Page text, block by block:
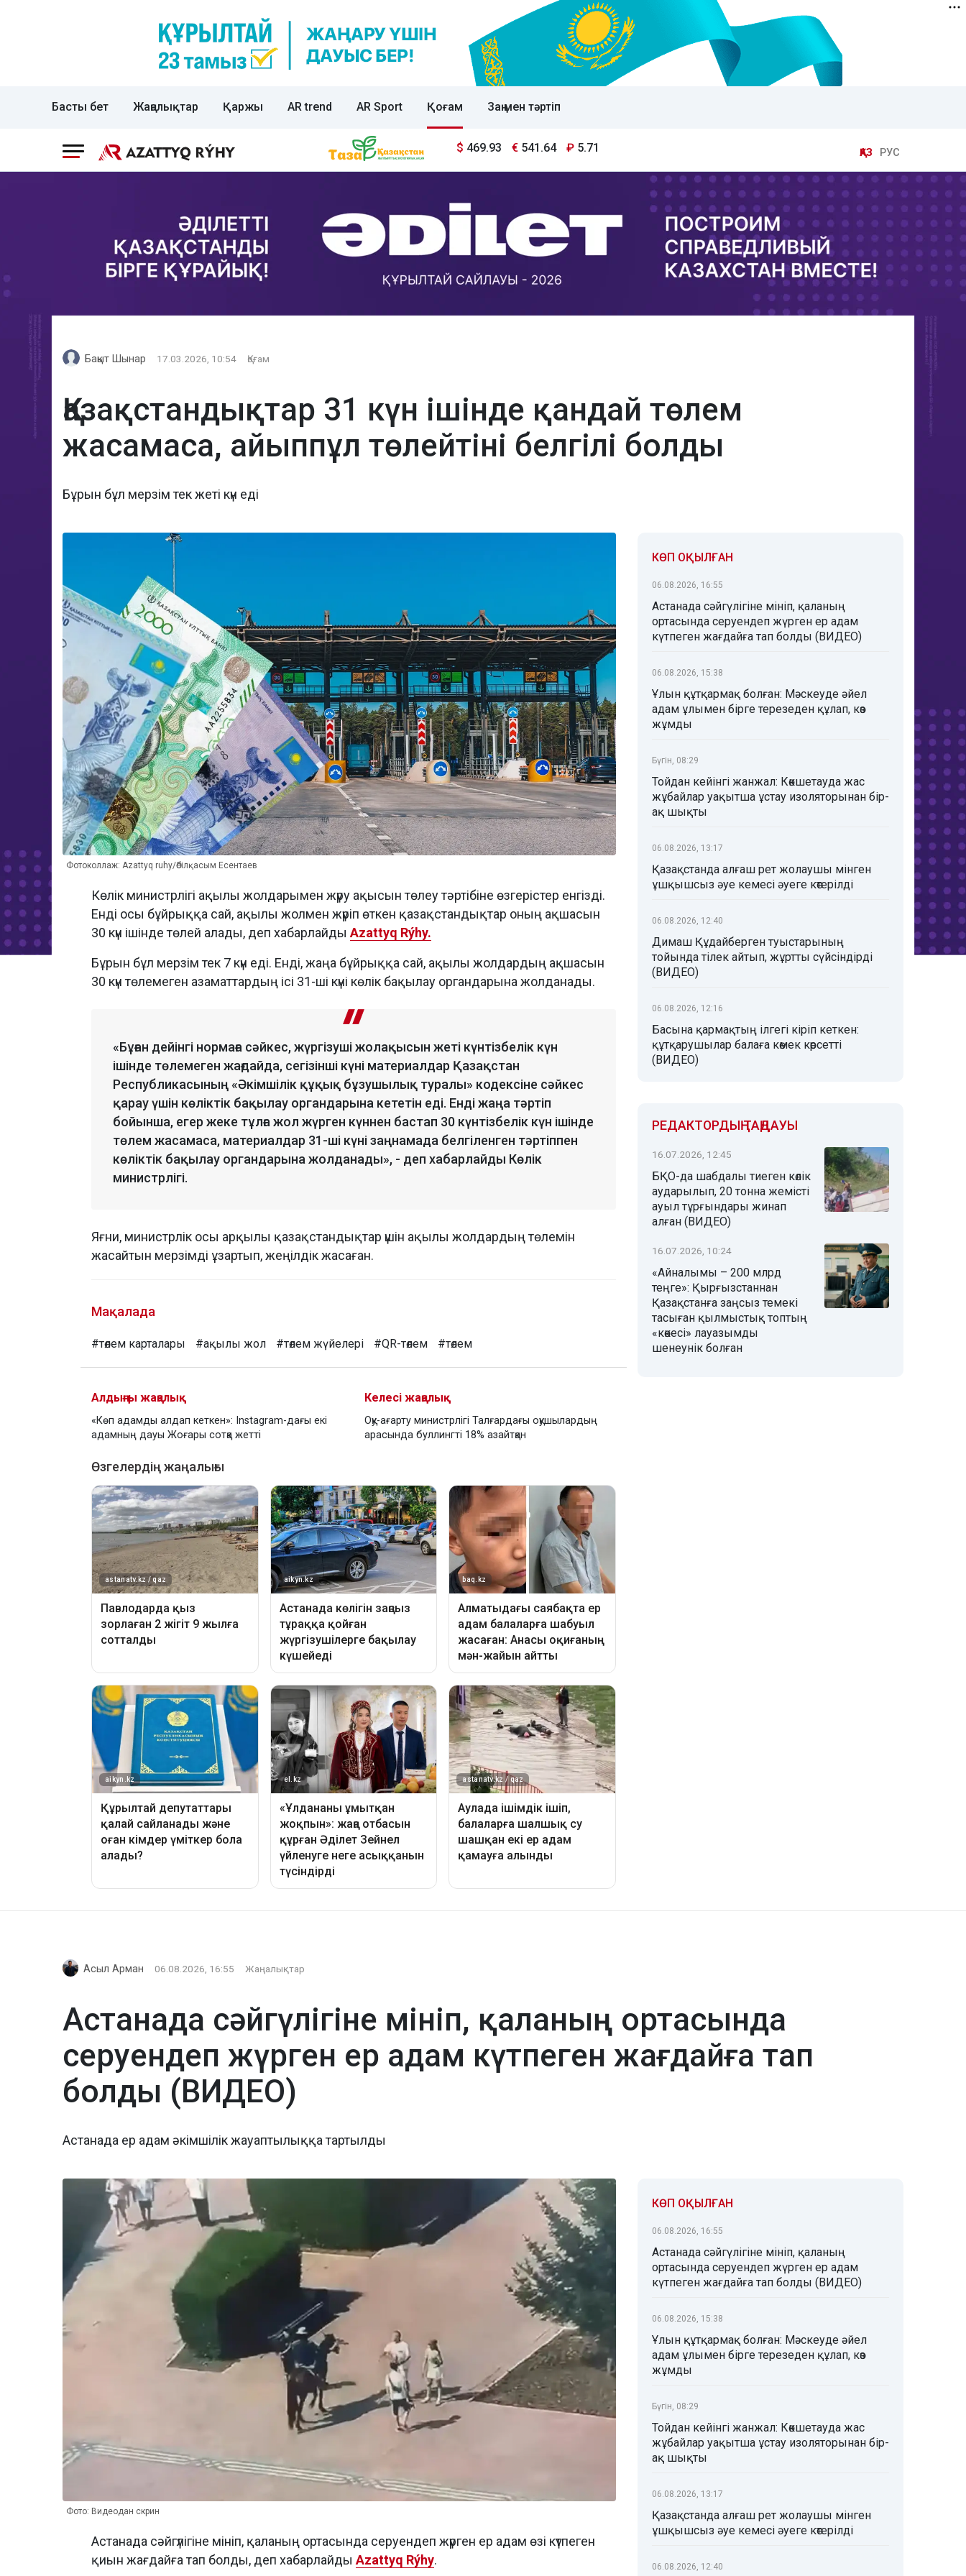
Басты бет Жаңалықтар Қаржы AR trend AR Sport Қоғам Заң мен тәртіп
$ 469.93 € 541.64 ₽ 5.71 ҚАЗ РУС
Бақыт Шынар 17.03.2026, 10:54 Қоғам
Қазақстандықтар 31 күн ішінде қандай төлем
жасамаса, айыппұл төлейтіні белгілі болды
Бұрын бұл мерзім тек жеті күн еді
Фотоколлаж: Azattyq ruhy/Әбілқасым Есентаев
Көлік министрлігі ақылы жолдарымен жүру ақысын төлеу тәртібіне өзгерістер енгізді.
Енді осы бұйрыққа сай, ақылы жолмен жүріп өткен қазақстандықтар оның ақшасын
30 күн ішінде төлей алады, деп хабарлайды Azattyq Rýhy.
Бұрын бұл мерзім тек 7 күн еді. Енді, жаңа бұйрыққа сай, ақылы жолдардың ақшасын
30 күн төлемеген азаматтардың ісі 31-ші күні көлік бақылау органдарына жолданады.
«Бұған дейінгі нормаға сәйкес, жүргізуші жолақысын жеті күнтізбелік күн
ішінде төлемеген жағдайда, сегізінші күні материалдар Қазақстан
Республикасының «Әкімшілік құқық бұзушылық туралы» кодексіне сәйкес
қарау үшін көліктік бақылау органдарына кететін еді. Енді жаңа тәртіп
бойынша, егер жеке тұлға жол жүрген күннен бастап 30 күнтізбелік күн ішінде
төлем жасамаса, материалдар 31-ші күні заңнамада белгіленген тәртіппен
көліктік бақылау органдарына жолданады», - деп хабарлайды Көлік
министрлігі.
Яғни, министрлік осы арқылы қазақстандықтар үшін ақылы жолдардың төлемін
жасайтын мерзімді ұзартып, жеңілдік жасаған.
Мақалада
#төлем карталары #ақылы жол #төлем жүйелері #QR-төлем #төлем
Алдыңғы жаңалық
«Көп адамды алдап кеткен»: Instagram-дағы екі
адамның дауы Жоғары сотқа жетті
Келесі жаңалық
Оқу-ағарту министрлігі Талғардағы оқушылардың
арасында буллингті 18% азайтқан
КӨП ОҚЫЛҒАН
06.08.2026, 16:55
Астанада сәйгүлігіне мініп, қаланың
ортасында серуендеп жүрген ер адам
күтпеген жағдайға тап болды (ВИДЕО)
06.08.2026, 15:38
Ұлын құтқармақ болған: Мәскеуде әйел
адам ұлымен бірге терезеден құлап, көз
жұмды
Бүгін, 08:29
Тойдан кейінгі жанжал: Көкшетауда жас
жұбайлар уақытша ұстау изоляторынан бір-
ақ шықты
06.08.2026, 13:17
Қазақстанда алғаш рет жолаушы мінген
ұшқышсыз әуе кемесі әуеге көтерілді
06.08.2026, 12:40
Димаш Құдайберген туыстарының
тойында тілек айтып, жұртты сүйсіндірді
(ВИДЕО)
06.08.2026, 12:16
Басына қармақтың ілгегі кіріп кеткен:
құтқарушылар балаға көмек көрсетті
(ВИДЕО)
РЕДАКТОРДЫҢ ТАҢДАУЫ
16.07.2026, 12:45
БҚО-да шабдалы тиеген көлік
аударылып, 20 тонна жемісті
ауыл тұрғындары жинап
алған (ВИДЕО)
16.07.2026, 10:24
«Айналымы – 200 млрд
теңге»: Қырғызстаннан
Қазақстанға заңсыз темекі
тасыған қылмыстық топтың
«көкесі» лауазымды
шенеунік болған
Асыл Арман 06.08.2026, 16:55 Жаңалықтар
Астанада сәйгүлігіне мініп, қаланың ортасында
серуендеп жүрген ер адам күтпеген жағдайға тап
болды (ВИДЕО)
Астанада ер адам әкімшілік жауаптылыққа тартылды
Фото: Видеодан скрин
Астанада сәйгүлігіне мініп, қаланың ортасында серуендеп жүрген ер адам өзі күтпеген
қиын жағдайға тап болды, деп хабарлайдыAzattyq Rýhy.
КӨП ОҚЫЛҒАН
06.08.2026, 16:55
Астанада сәйгүлігіне мініп, қаланың
ортасында серуендеп жүрген ер адам
күтпеген жағдайға тап болды (ВИДЕО)
06.08.2026, 15:38
Ұлын құтқармақ болған: Мәскеуде әйел
адам ұлымен бірге терезеден құлап, көз
жұмды
Бүгін, 08:29
Тойдан кейінгі жанжал: Көкшетауда жас
жұбайлар уақытша ұстау изоляторынан бір-
ақ шықты
06.08.2026, 13:17
Қазақстанда алғаш рет жолаушы мінген
ұшқышсыз әуе кемесі әуеге көтерілді
06.08.2026, 12:40